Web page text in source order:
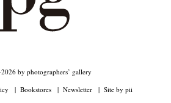
by photographers’ gallery
Bookstores Newsletter Site by pii